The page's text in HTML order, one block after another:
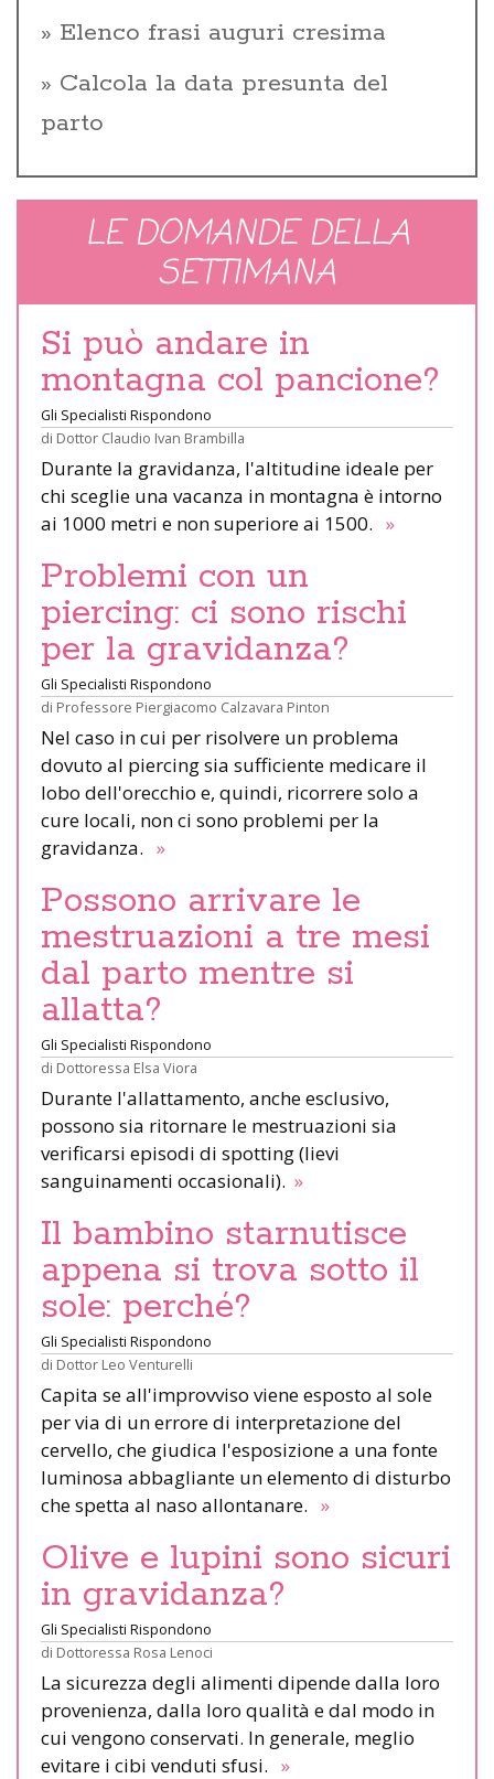
Elenco frasi auguri cresima
Calcola la data presunta del
parto
LE DOMANDE DELLA
SETTIMANA
Si può andare in
montagna col pancione?
Gli Specialisti Rispondono
di Dottor Claudio Ivan Brambilla
Durante la gravidanza, l'altitudine ideale per
chi sceglie una vacanza in montagna è intorno
ai 1000 metri e non superiore ai 1500. »
Problemi con un
piercing: ci sono rischi
per la gravidanza?
Gli Specialisti Rispondono
di Professore Piergiacomo Calzavara Pinton
Nel caso in cui per risolvere un problema
dovuto al piercing sia sufficiente medicare il
lobo dell'orecchio e, quindi, ricorrere solo a
cure locali, non ci sono problemi per la
gravidanza. »
Possono arrivare le
mestruazioni a tre mesi
dal parto mentre si
allatta?
Gli Specialisti Rispondono
di Dottoressa Elsa Viora
Durante l'allattamento, anche esclusivo,
possono sia ritornare le mestruazioni sia
verificarsi episodi di spotting (lievi
sanguinamenti occasionali). »
Il bambino starnutisce
appena si trova sotto il
sole: perché?
Gli Specialisti Rispondono
di Dottor Leo Venturelli
Capita se all'improvviso viene esposto al sole
per via di un errore di interpretazione del
cervello, che giudica l'esposizione a una fonte
luminosa abbagliante un elemento di disturbo
che spetta al naso allontanare. »
Olive e lupini sono sicuri
in gravidanza?
Gli Specialisti Rispondono
di Dottoressa Rosa Lenoci
La sicurezza degli alimenti dipende dalla loro
provenienza, dalla loro qualità e dal modo in
cui vengono conservati. In generale, meglio
evitare i cibi venduti sfusi. »